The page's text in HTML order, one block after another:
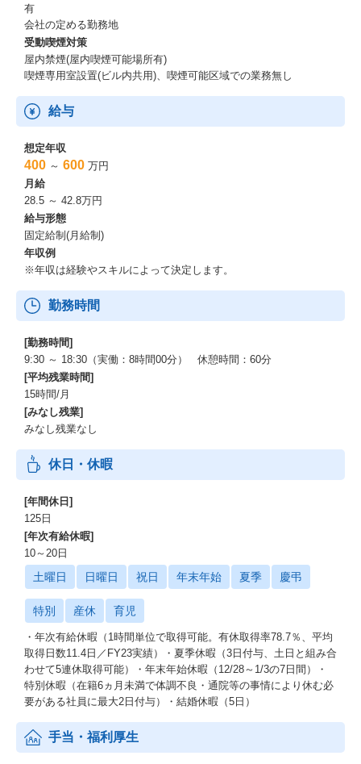
有
会社の定める勤務地
受動喫煙対策
屋内禁煙(屋内喫煙可能場所有)
喫煙専用室設置(ビル内共用)、喫煙可能区域での業務無し
給与
想定年収
400 ～ 600 万円
月給
28.5 ～ 42.8万円
給与形態
固定給制(月給制)
年収例
※年収は経験やスキルによって決定します。
勤務時間
[勤務時間]
9:30 ～ 18:30（実働：8時間00分） 休憩時間：60分
[平均残業時間]
15時間/月
[みなし残業]
みなし残業なし
休日・休暇
[年間休日]
125日
[年次有給休暇]
10～20日
土曜日 日曜日 祝日 年末年始 夏季 慶弔
特別 産休 育児
・年次有給休暇（1時間単位で取得可能。有休取得率78.7％、平均
取得日数11.4日／FY23実績）・夏季休暇（3日付与、土日と組み合
わせて5連休取得可能）・年末年始休暇（12/28～1/3の7日間）・
特別休暇（在籍6ヵ月未満で体調不良・通院等の事情により休む必
要がある社員に最大2日付与）・結婚休暇（5日）
手当・福利厚生